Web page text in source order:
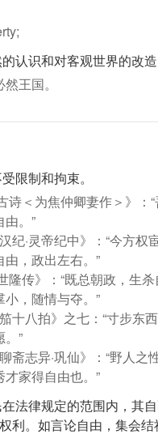
认识和对客观世界的改造
王国。
限制和拘束。
诗＜为焦仲卿妻作＞》：
。”
纪·灵帝纪中》：“今方权
，政出左右。”
隆传》：“既总朝政，生
，随情与夺。”
十八拍》之七：“寸步东
”
斋志异·巩仙》：“野人之
家得自由也。”
法律规定的范围内，其
利。如言论自由，集会